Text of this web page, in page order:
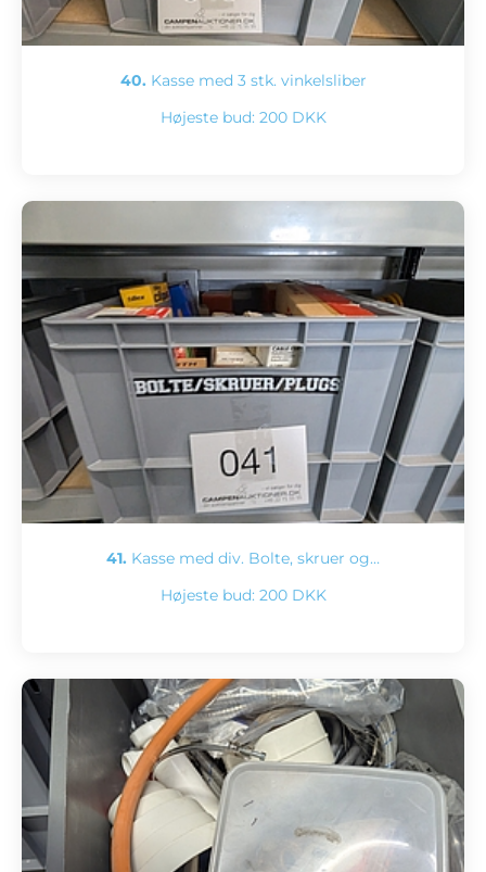
40. Kasse med 3 stk. vinkelsliber
Højeste bud: 200 DKK
41. Kasse med div. Bolte, skruer og…
Højeste bud: 200 DKK